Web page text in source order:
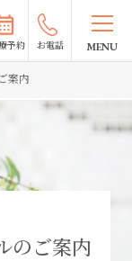
予約 お電話
案内
のご案内